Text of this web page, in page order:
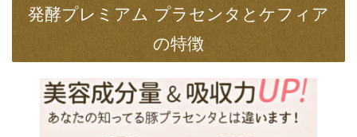
発酵プレミアム プラセンタとケフィア
の特徴